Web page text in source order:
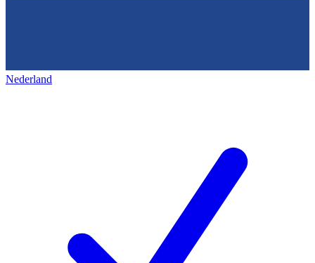
Nederland